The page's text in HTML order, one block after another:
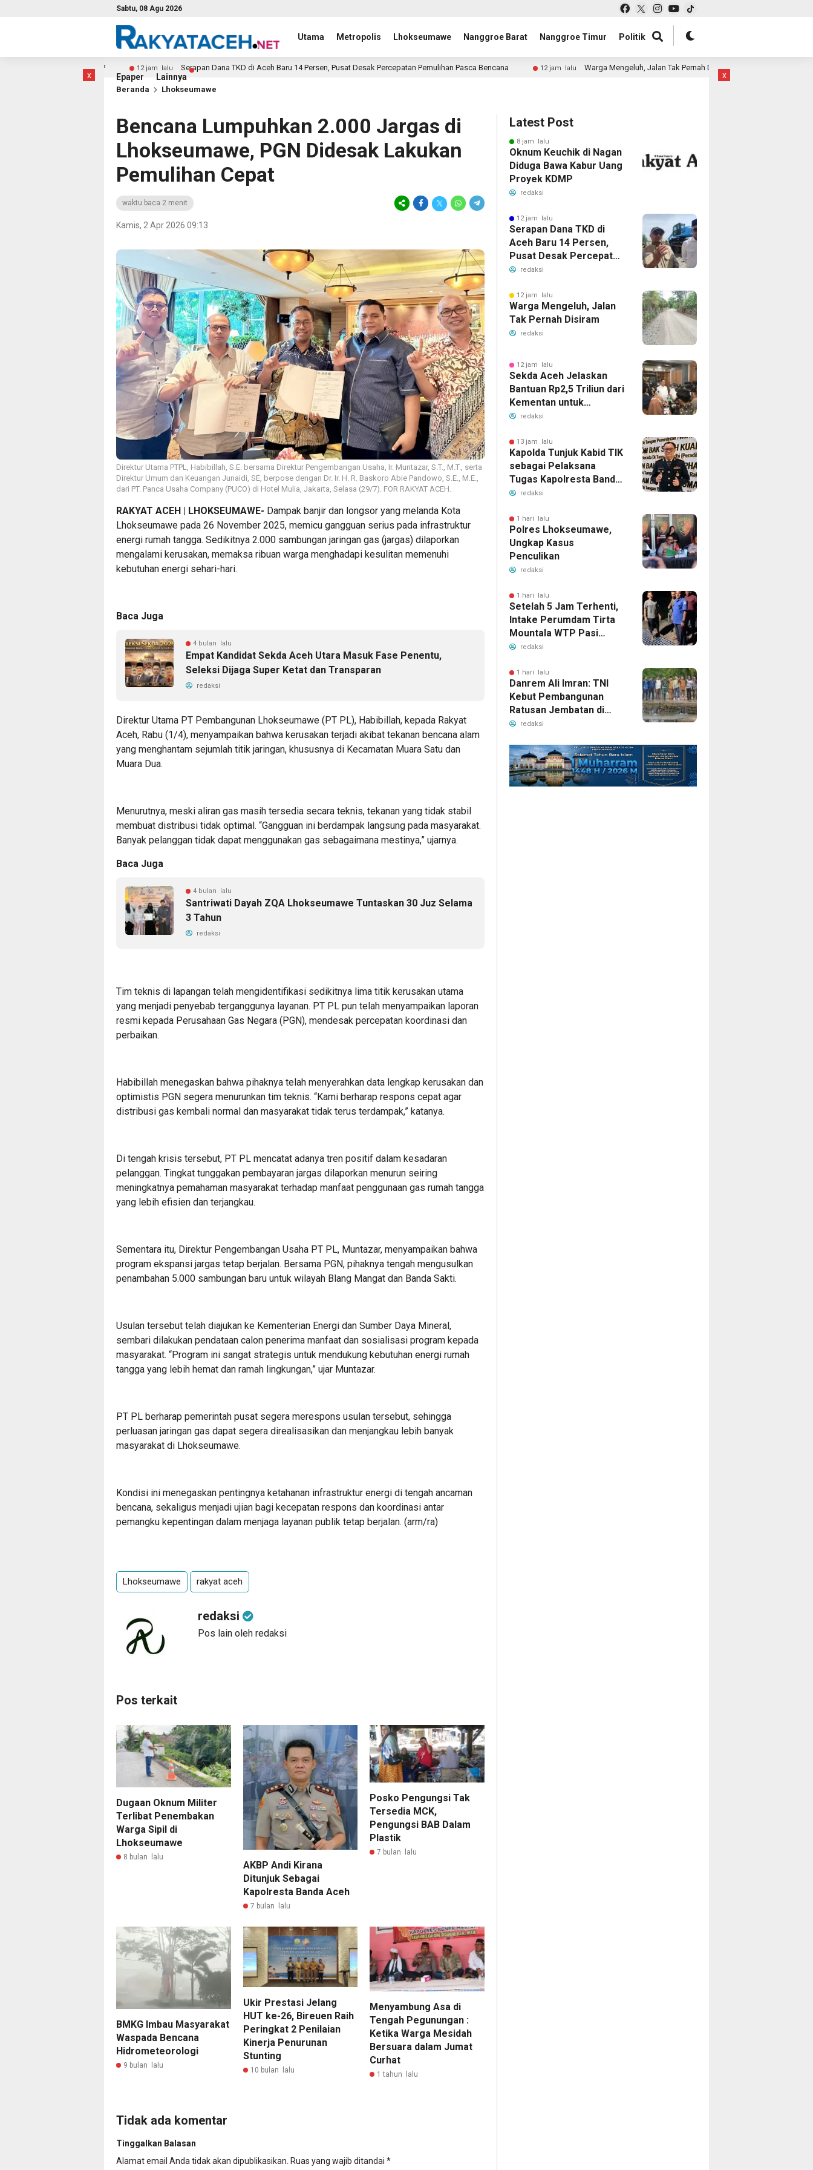
Sabtu, 08 Agu 2026
Utama Metropolis Lhokseumawe Nanggroe Barat Nanggroe Timur Politik
Epaper Lainnya
x
12 jam lalu Serapan Dana TKD di Aceh Baru 14 Persen, Pusat Desak Percepatan Pemulihan Pasca Bencana 12 jam lalu Warga Mengeluh, Jalan Tak Pernah Disiram 12 jam lalu
Beranda Lhokseumawe
Bencana Lumpuhkan 2.000 Jargas di
Lhokseumawe, PGN Didesak Lakukan
Pemulihan Cepat
waktu baca 2 menit
Kamis, 2 Apr 2026 09:13
Direktur Utama PTPL, Habibillah, S.E. bersama Direktur Pengembangan Usaha, Ir. Muntazar, S.T., M.T., serta
Direktur Umum dan Keuangan Junaidi, SE, berpose dengan Dr. Ir. H. R. Baskoro Abie Pandowo, S.E., M.E.,
dari PT. Panca Usaha Company (PUCO) di Hotel Mulia, Jakarta, Selasa (29/7). FOR RAKYAT ACEH.
RAKYAT ACEH | LHOKSEUMAWE- Dampak banjir dan longsor yang melanda Kota
Lhokseumawe pada 26 November 2025, memicu gangguan serius pada infrastruktur
energi rumah tangga. Sedikitnya 2.000 sambungan jaringan gas (jargas) dilaporkan
mengalami kerusakan, memaksa ribuan warga menghadapi kesulitan memenuhi
kebutuhan energi sehari-hari.
Baca Juga
4 bulan lalu
Empat Kandidat Sekda Aceh Utara Masuk Fase Penentu,
Seleksi Dijaga Super Ketat dan Transparan
redaksi
Direktur Utama PT Pembangunan Lhokseumawe (PT PL), Habibillah, kepada Rakyat
Aceh, Rabu (1/4), menyampaikan bahwa kerusakan terjadi akibat tekanan bencana alam
yang menghantam sejumlah titik jaringan, khususnya di Kecamatan Muara Satu dan
Muara Dua.
Menurutnya, meski aliran gas masih tersedia secara teknis, tekanan yang tidak stabil
membuat distribusi tidak optimal. “Gangguan ini berdampak langsung pada masyarakat.
Banyak pelanggan tidak dapat menggunakan gas sebagaimana mestinya,” ujarnya.
Baca Juga
4 bulan lalu
Santriwati Dayah ZQA Lhokseumawe Tuntaskan 30 Juz Selama
3 Tahun
redaksi
Tim teknis di lapangan telah mengidentifikasi sedikitnya lima titik kerusakan utama
yang menjadi penyebab terganggunya layanan. PT PL pun telah menyampaikan laporan
resmi kepada Perusahaan Gas Negara (PGN), mendesak percepatan koordinasi dan
perbaikan.
Habibillah menegaskan bahwa pihaknya telah menyerahkan data lengkap kerusakan dan
optimistis PGN segera menurunkan tim teknis. “Kami berharap respons cepat agar
distribusi gas kembali normal dan masyarakat tidak terus terdampak,” katanya.
Di tengah krisis tersebut, PT PL mencatat adanya tren positif dalam kesadaran
pelanggan. Tingkat tunggakan pembayaran jargas dilaporkan menurun seiring
meningkatnya pemahaman masyarakat terhadap manfaat penggunaan gas rumah tangga
yang lebih efisien dan terjangkau.
Sementara itu, Direktur Pengembangan Usaha PT PL, Muntazar, menyampaikan bahwa
program ekspansi jargas tetap berjalan. Bersama PGN, pihaknya tengah mengusulkan
penambahan 5.000 sambungan baru untuk wilayah Blang Mangat dan Banda Sakti.
Usulan tersebut telah diajukan ke Kementerian Energi dan Sumber Daya Mineral,
sembari dilakukan pendataan calon penerima manfaat dan sosialisasi program kepada
masyarakat. “Program ini sangat strategis untuk mendukung kebutuhan energi rumah
tangga yang lebih hemat dan ramah lingkungan,” ujar Muntazar.
PT PL berharap pemerintah pusat segera merespons usulan tersebut, sehingga
perluasan jaringan gas dapat segera direalisasikan dan menjangkau lebih banyak
masyarakat di Lhokseumawe.
Kondisi ini menegaskan pentingnya ketahanan infrastruktur energi di tengah ancaman
bencana, sekaligus menjadi ujian bagi kecepatan respons dan koordinasi antar
pemangku kepentingan dalam menjaga layanan publik tetap berjalan. (arm/ra)
Lhokseumawe rakyat aceh
redaksi
Pos lain oleh redaksi
Pos terkait
Dugaan Oknum Militer
Terlibat Penembakan
Warga Sipil di
Lhokseumawe
8 bulan lalu
AKBP Andi Kirana
Ditunjuk Sebagai
Kapolresta Banda Aceh
7 bulan lalu
Posko Pengungsi Tak
Tersedia MCK,
Pengungsi BAB Dalam
Plastik
7 bulan lalu
BMKG Imbau Masyarakat
Waspada Bencana
Hidrometeorologi
9 bulan lalu
Ukir Prestasi Jelang
HUT ke-26, Bireuen Raih
Peringkat 2 Penilaian
Kinerja Penurunan
Stunting
10 bulan lalu
Menyambung Asa di
Tengah Pegunungan :
Ketika Warga Mesidah
Bersuara dalam Jumat
Curhat
1 tahun lalu
Tidak ada komentar
Tinggalkan Balasan
Alamat email Anda tidak akan dipublikasikan. Ruas yang wajib ditandai *
Latest Post
8 jam lalu
Oknum Keuchik di Nagan
Diduga Bawa Kabur Uang
Proyek KDMP
redaksi
12 jam lalu
Serapan Dana TKD di
Aceh Baru 14 Persen,
Pusat Desak Percepatan
Pemulihan Pasca
redaksi
12 jam lalu
Warga Mengeluh, Jalan
Tak Pernah Disiram
redaksi
12 jam lalu
Sekda Aceh Jelaskan
Bantuan Rp2,5 Triliun dari
Kementan untuk
Pemulihan Pertanian
redaksi
13 jam lalu
Kapolda Tunjuk Kabid TIK
sebagai Pelaksana
Tugas Kapolresta Banda
Acehredaksi
1 hari lalu
Polres Lhokseumawe,
Ungkap Kasus
Penculikan
redaksi
1 hari lalu
Setelah 5 Jam Terhenti,
Intake Perumdam Tirta
Mountala WTP Pasi
Lamgarot Dapat Normal
redaksi
1 hari lalu
Danrem Ali Imran: TNI
Kebut Pembangunan
Ratusan Jembatan di
Aceh, Infrastruktur Jadi
Pascabencana
redaksi
x